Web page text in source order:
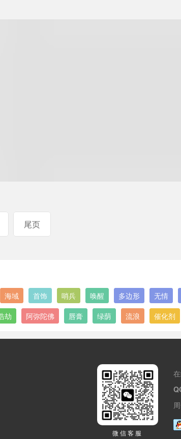
尾页
海域 首饰 哨兵 唤醒 多边形 无情
劫 阿弥陀佛 唇膏 绿荫 流浪 催化剂
微信客服